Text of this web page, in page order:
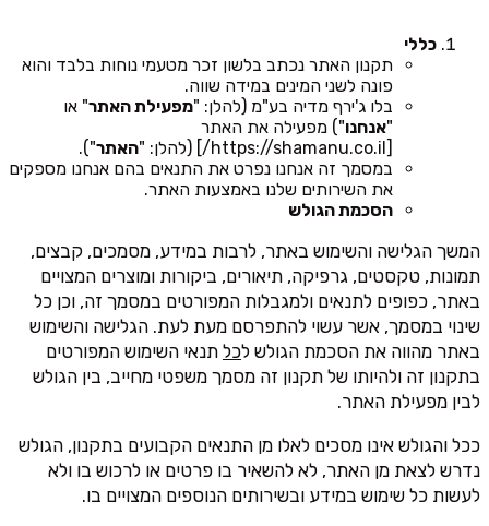
כללי
תקנון האתר נכתב בלשון זכר מטעמי נוחות בלבד והוא
פונה לשני המינים במידה שווה.
בלו ג'ירף מדיה בע"מ (להלן: "מפעילת האתר" או
"אנחנו") מפעילה את האתר
האתר").
במסמך זה אנחנו נפרט את התנאים בהם אנחנו מספקים
את השירותים שלנו באמצעות האתר.
הסכמת הגולש
המשך הגלישה והשימוש באתר, לרבות במידע, מסמכים, קבצים,
תמונות, טקסטים, גרפיקה, תיאורים, ביקורות ומוצרים המצויים
באתר, כפופים לתנאים ולמגבלות המפורטים במסמך זה, וכן כל
שינוי במסמך, אשר עשוי להתפרסם מעת לעת. הגלישה והשימוש
באתר מהווה את הסכמת הגולש לכל תנאי השימוש המפורטים
בתקנון זה ולהיותו של תקנון זה מסמך משפטי מחייב, בין הגולש
לבין מפעילת האתר.
ככל והגולש אינו מסכים לאלו מן התנאים הקבועים בתקנון, הגולש
נדרש לצאת מן האתר, לא להשאיר בו פרטים או לרכוש בו ולא
לעשות כל שימוש במידע ובשירותים הנוספים המצויים בו.